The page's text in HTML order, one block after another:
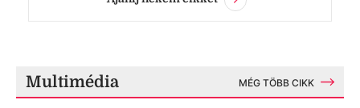
Multimédia MÉG TÖBB CIKK